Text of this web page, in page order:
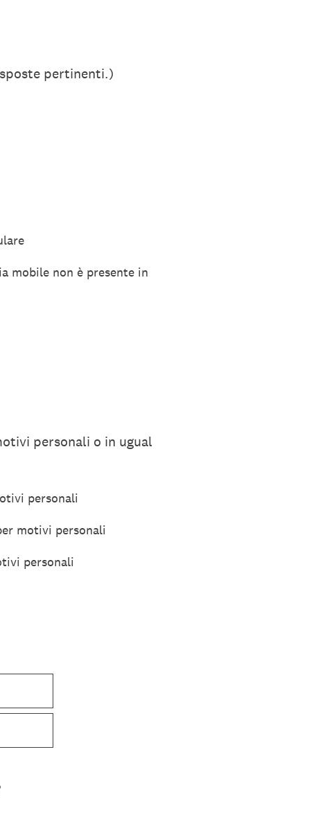
pertinenti.)
mobile non è presente in
personali o in ugual
personali
motivi personali
personali